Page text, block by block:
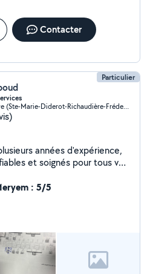
Contacter
Particulier
Saint-Jean-de-Braye (Ste-Marie-Diderot-Richaudière-Frédeville)
années d'expérience,
et soignés pour tous vos
j'interviens rapidement
et le bon fonctionnement
aussi le montage des
dans tous vos
: 5/5